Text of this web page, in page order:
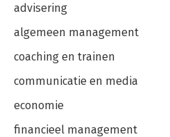
advisering
algemeen management
coaching en trainen
communicatie en media
economie
financieel management